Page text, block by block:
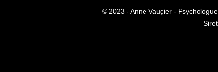
© 2023 - Anne Vaugier -